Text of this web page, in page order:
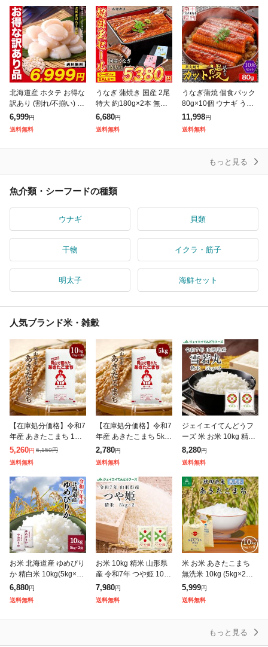
北海道産 ホタテ お得な
訳あり (割れ/不揃い) 生
ほたて貝柱 どっさり1k
g 帆立 ホタテ ほたて 刺
6,999円
送料無料
うなぎ 蒲焼き 国産 2尾
特大 約180g×2本 無投
薬 選べる 鹿児島県産
鰻 ウナギ かば焼き ス
タミナ グルメ 食品 ギ
6,680円
送料無料
うなぎ蒲焼 個食パック
80g×10個 ウナギ うな
ぎ蒲焼き 中国産 訳あり
10人前 タレ たれ 山椒
付き 小分け カット 刻
11,998円
送料無料
もっと見る
魚介類・シーフードの種類
ウナギ 貝類
干物 イクラ・筋子
明太子 海鮮セット
人気ブランド米・雑穀
【在庫処分価格】令和7
年産 あきたこまち 10k
g (5kg×2袋) 岡山県産
ブランド米 米 お米 送
料無料 10キロ 北海道
5,260円 6,150円
送料無料
【在庫処分価格】令和7
年産 あきたこまち 5kg
(5kg×1袋) 岡山県産 ブ
ランド米 米 お米 送料
無料 5キロ 北海道・沖
2,780円
送料無料
ジェイエイてんどうフ
ーズ 米 お米 10kg 精米
山形県産 令和7年 雪若
丸 10kg (5kg×2袋) 【キ
ャンセル不可・着
8,280円
送料無料
お米 北海道産 ゆめぴり
か 精白米 10kg(5kg×2
袋) 令和7年産 / ブラン
ド米 米 国内産
6,880円
送料無料
お米 10kg 精米 山形県
産 令和7年 つや姫 10kg
(5kg×2袋) 【キャンセ
ル不可・着日指定不
可】【※沖縄・離島は
7,980円
送料無料
米 お米 あきたこまち
無洗米 10kg (5kg×2袋)
秋田県産 送料無料 令和
7年産 / 選べるプレゼン
ト付き akm10
5,999円
送料無料
もっと見る